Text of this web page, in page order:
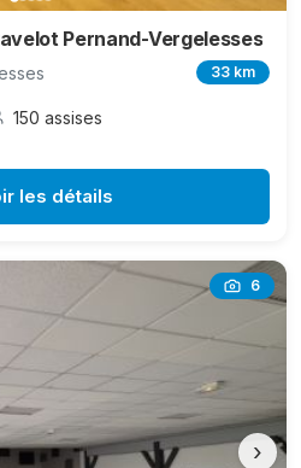
Pernand-Vergelesses
33 km
150 assises
les détails
6
›